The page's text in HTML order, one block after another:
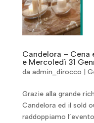
Candelora – Cena
e Mercoledì 31
da admin_dirocco
Grazie alla grande
Candelora ed il sold
raddoppiamo